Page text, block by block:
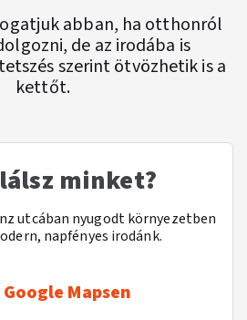
abban, ha otthonról
de az irodába is
szerint ötvözhetik is a
kettőt.
minket?
utcában nyugodt környezetben
napfényes irodánk.
Mapsen